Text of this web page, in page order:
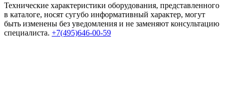
Технические характеристики оборудования, представленного
в каталоге, носят сугубо информативный характер, могут
быть изменены без уведомления и не заменяют консультацию
специалиста. +7(495)646-00-59